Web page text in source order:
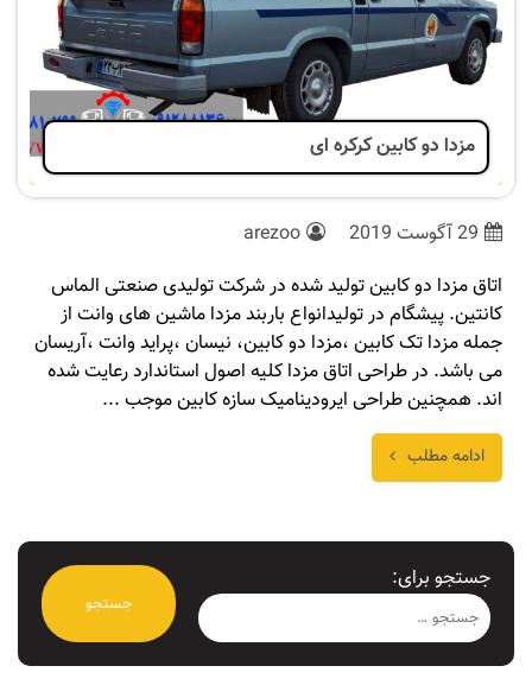
مزدا دو کابین کرکره ای
29 آگوست 2019
arezoo
اتاق مزدا دو کابین تولید شده در شرکت تولیدی صنعتی الماس
کانتین. پیشگام در تولیدانواع باربند مزدا ماشین های وانت از
جمله مزدا تک کابین ،مزدا دو کابین، نیسان ،پراید وانت ،آریسان
می باشد. در طراحی اتاق مزدا کلیه اصول استاندارد رعایت شده
اند. همچنین طراحی ایرودینامیک سازه کابین موجب ...
ادامه مطلب
جستجو برای: